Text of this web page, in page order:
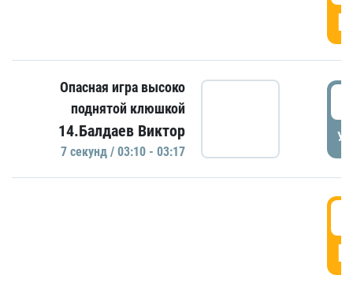
Опасная игра высоко
поднятой клюшкой
14.Балдаев Виктор
7 секунд / 03:10 - 03:17